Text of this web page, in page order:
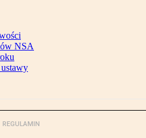
NSA
REGULAMIN